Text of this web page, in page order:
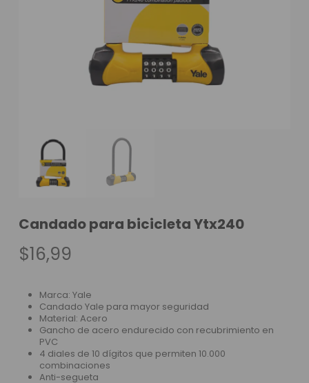
Candado para bicicleta Ytx240
$16,99
Marca: Yale
Candado Yale para mayor seguridad
Material: Acero
Gancho de acero endurecido con recubrimiento en
PVC
4 diales de 10 dígitos que permiten 10.000
combinaciones
Anti-segueta